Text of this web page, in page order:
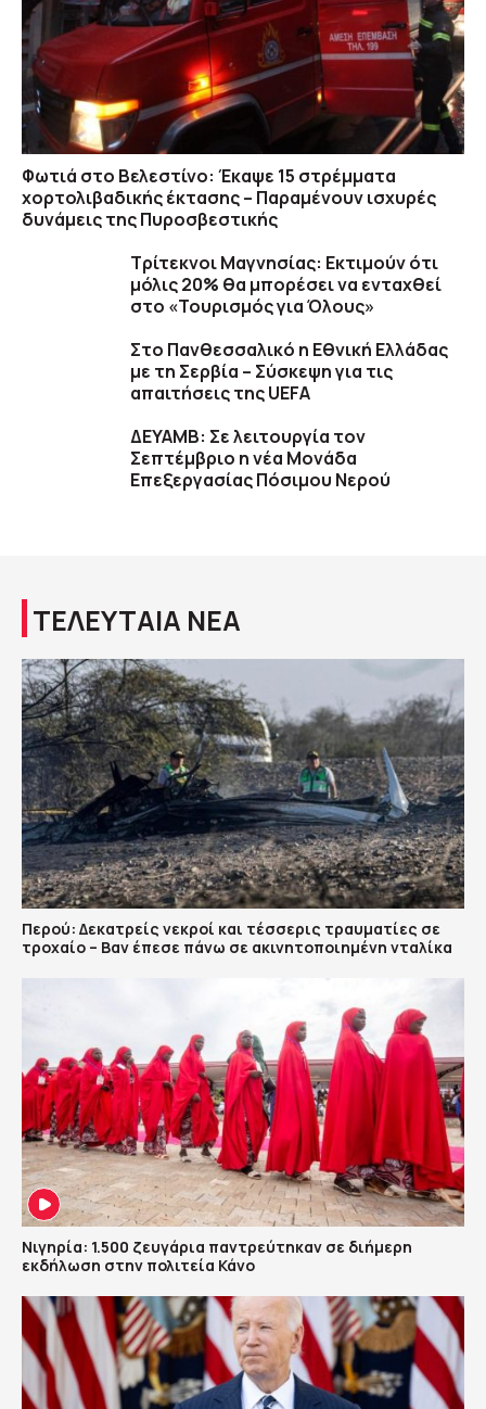
Φωτιά στο Βελεστίνο: Έκαψε 15 στρέμματα
χορτολιβαδικής έκτασης – Παραμένουν ισχυρές
δυνάμεις της Πυροσβεστικής
Τρίτεκνοι Μαγνησίας: Εκτιμούν ότι
μόλις 20% θα μπορέσει να ενταχθεί
στο «Τουρισμός για Όλους»
Στο Πανθεσσαλικό η Εθνική Ελλάδας
με τη Σερβία – Σύσκεψη για τις
απαιτήσεις της UEFA
ΔΕΥΑΜΒ: Σε λειτουργία τον
Σεπτέμβριο η νέα Μονάδα
Επεξεργασίας Πόσιμου Νερού
ΤΕΛΕΥΤΑΙΑ ΝΕΑ
Περού: Δεκατρείς νεκροί και τέσσερις τραυματίες σε
τροχαίο – Βαν έπεσε πάνω σε ακινητοποιημένη νταλίκα
Νιγηρία: 1.500 ζευγάρια παντρεύτηκαν σε διήμερη
εκδήλωση στην πολιτεία Κάνο